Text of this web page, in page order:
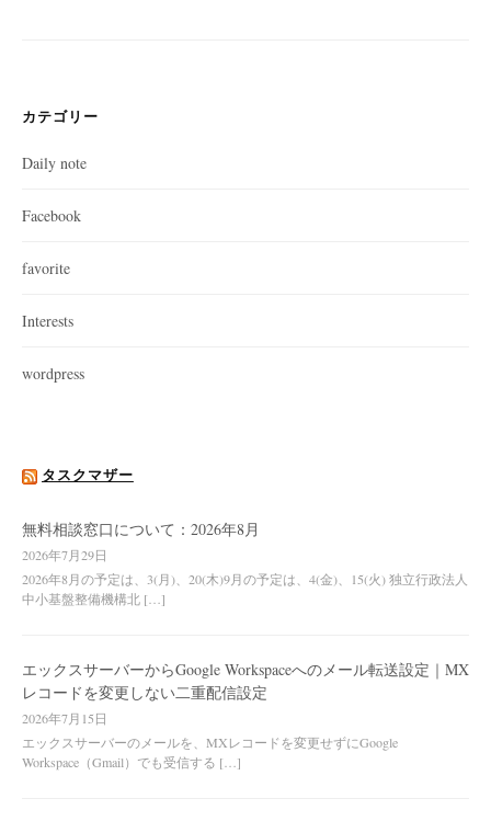
カテゴリー
Daily note
Facebook
favorite
Interests
wordpress
タスクマザー
無料相談窓口について：2026年8月
2026年7月29日
2026年8月の予定は、3(月)、20(木)9月の予定は、4(金)、15(火) 独立行政法人
中小基盤整備機構北 […]
エックスサーバーからGoogle Workspaceへのメール転送設定｜MX
レコードを変更しない二重配信設定
2026年7月15日
エックスサーバーのメールを、MXレコードを変更せずにGoogle
Workspace（Gmail）でも受信する […]